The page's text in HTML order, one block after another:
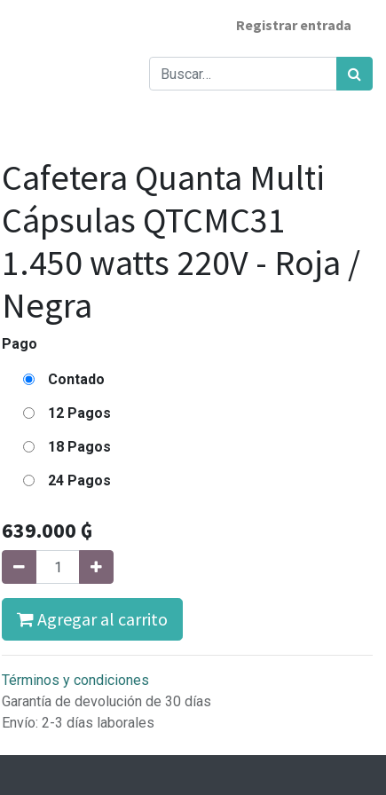
Registrar entrada
Cafetera Quanta Multi
Cápsulas QTCMC31
1.450 watts 220V - Roja /
Negra
Pago
Contado
12 Pagos
18 Pagos
24 Pagos
639.000 ₲
Agregar al carrito
Términos y condiciones
Garantía de devolución de 30 días
Envío: 2-3 días laborales